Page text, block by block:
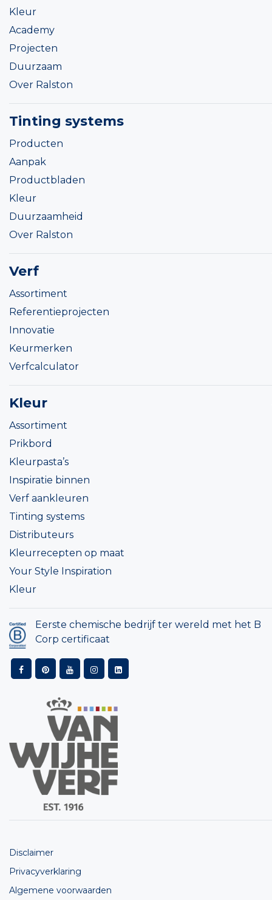
Kleur
Academy
Projecten
Duurzaam
Over Ralston
Tinting systems
Producten
Aanpak
Productbladen
Kleur
Duurzaamheid
Over Ralston
Verf
Assortiment
Referentieprojecten
Innovatie
Keurmerken
Verfcalculator
Kleur
Assortiment
Prikbord
Kleurpasta’s
Inspiratie binnen
Verf aankleuren
Tinting systems
Distributeurs
Kleurrecepten op maat
Your Style Inspiration
Kleur
Eerste chemische bedrijf ter wereld met het B
Corp certificaat
Disclaimer
Privacyverklaring
Algemene voorwaarden